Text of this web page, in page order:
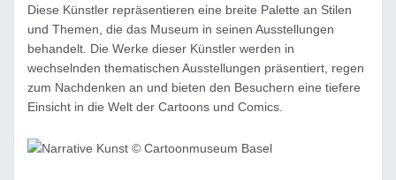
Diese Künstler repräsentieren eine breite Palette an Stilen
und Themen, die das Museum in seinen Ausstellungen
behandelt. Die Werke dieser Künstler werden in
wechselnden thematischen Ausstellungen präsentiert, regen
zum Nachdenken an und bieten den Besuchern eine tiefere
Einsicht in die Welt der Cartoons und Comics.